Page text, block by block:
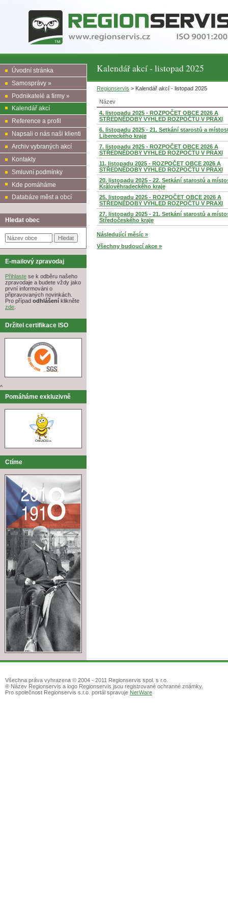
Kalendář akcí - listopad 2025
Úvodní stránka
Samosprávy »
Podnikatelé a firmy »
Kalendář akcí
Reference a profil
Napsali o nás naši klienti
Archiv vybraných akcí
Kontakty
Smluvní podmínky
Kde pomáháme
Databáze měst a obcí
Hledat obec
E-mailový zpravodaj
Přihlaste se k odběru našeho
zpravodaje a budete vždy jako
první informováni o
připravovaných novinkách.
Pro případ odhlášení klikněte
zde.
Držitel certifikace ISO
^
Pomáháme exkluzivně
Ctíme
Regionservis > Kalendář akcí - listopad 2025
Název
4. listopadu 2025 - ROZPOČET OBCE 2026 A
STŘEDNĚDOBÝ VÝHLED ROZPOČTU V PRAXI
6. listopadu 2025 - 21. Setkání starostů a
Libereckého kraje
7. listopadu 2025 - ROZPOČET OBCE 2026 A
STŘEDNĚDOBÝ VÝHLED ROZPOČTU V PRAXI
11. listopadu 2025 - ROZPOČET OBCE 2026 A
STŘEDNĚDOBÝ VÝHLED ROZPOČTU V PRAXI
20. listopadu 2025 - 22. Setkání starostů a
Královéhradeckého kraje
25. listopadu 2025 - ROZPOČET OBCE 2026 A
STŘEDNĚDOBÝ VÝHLED ROZPOČTU V PRAXI
27. listopadu 2025 - 21. Setkání starostů a
Středočeského kraje
Následující měsíc »
Všechny budoucí akce »
Všechna práva vyhrazena © 2004 - 2011 Regionservis spol. s r.o.
® Název Regionservis a logo Regionservis jsou registrované ochranné známky.
Pro společnost Regionservis s.r.o. portál spravuje NerWare